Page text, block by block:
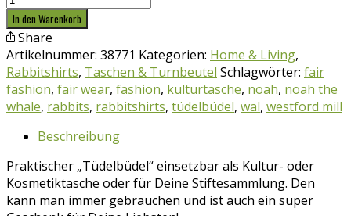
"Noah,
the
whale"
(navy)
Menge
In den Warenkorb
Share
Artikelnummer: 38771 Kategorien: Home & Living,
Rabbitshirts, Taschen & Turnbeutel Schlagwörter: fair
fashion, fair wear, fashion, kulturtasche, noah, noah the
whale, rabbits, rabbitshirts, tüdelbüdel, wal, westford mill
Beschreibung
Praktischer „Tüdelbüdel“ einsetzbar als Kultur- oder
Kosmetiktasche oder für Deine Stiftesammlung. Den
kann man immer gebrauchen und ist auch ein super